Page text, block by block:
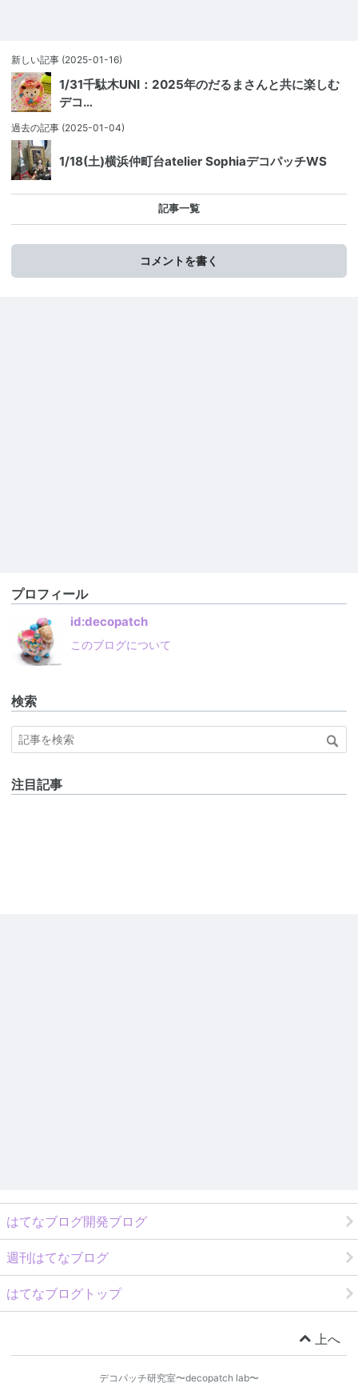
新しい記事 (2025-01-16)
1/31千駄木UNI：2025年のだるまさんと共に楽しむ
デコ…
過去の記事 (2025-01-04)
1/18(土)横浜仲町台atelier SophiaデコパッチWS
記事一覧
コメントを書く
プロフィール
id:decopatch
このブログについて
検索
注目記事
はてなブログ開発ブログ
週刊はてなブログ
はてなブログトップ
上へ
デコパッチ研究室〜decopatch lab〜